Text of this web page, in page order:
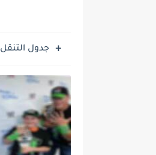
جدول التنقل